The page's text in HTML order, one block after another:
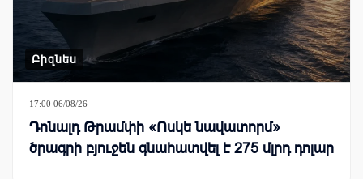
Բիզնես
17:00 06/08/26
Դոնալդ Թրամփի «Ոսկե նավատորմ»
ծրագրի բյուջեն գնահատվել է 275 մլրդ դոլար